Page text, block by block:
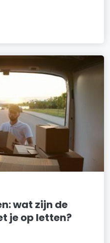
wat zijn de
je op letten?